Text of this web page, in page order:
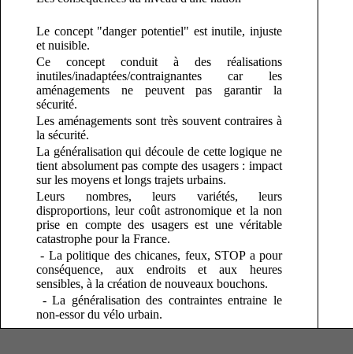
Le concept "danger potentiel" est inutile, injuste
et nuisible.
Ce concept conduit à des réalisations
inutiles/inadaptées/contraignantes car les
aménagements ne peuvent pas garantir la
sécurité.
Les aménagements sont très souvent contraires à
la sécurité.
La généralisation qui découle de cette logique ne
tient absolument pas compte des usagers : impact
sur les moyens et longs trajets urbains.
Leurs nombres, leurs variétés, leurs
disproportions, leur coût astronomique et la non
prise en compte des usagers est une véritable
catastrophe pour la France.
- La politique des chicanes, feux, STOP a pour
conséquence, aux endroits et aux heures
sensibles, à la création de nouveaux bouchons.
- La généralisation des contraintes entraine le
non-essor du vélo urbain.